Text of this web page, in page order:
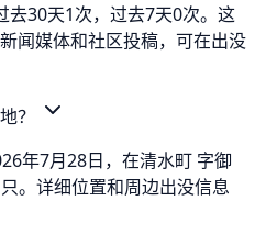
去30天1次，过去7天0次。这
闻媒体和社区投稿，可在出没
？
年7月28日，在清水町 字御
。详细位置和周边出没信息